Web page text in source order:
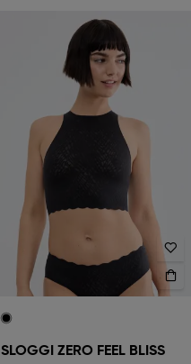
SLOGGI ZERO FEEL BLISS